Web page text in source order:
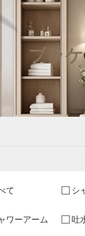
ブラ
て シ
ワーアーム
吐